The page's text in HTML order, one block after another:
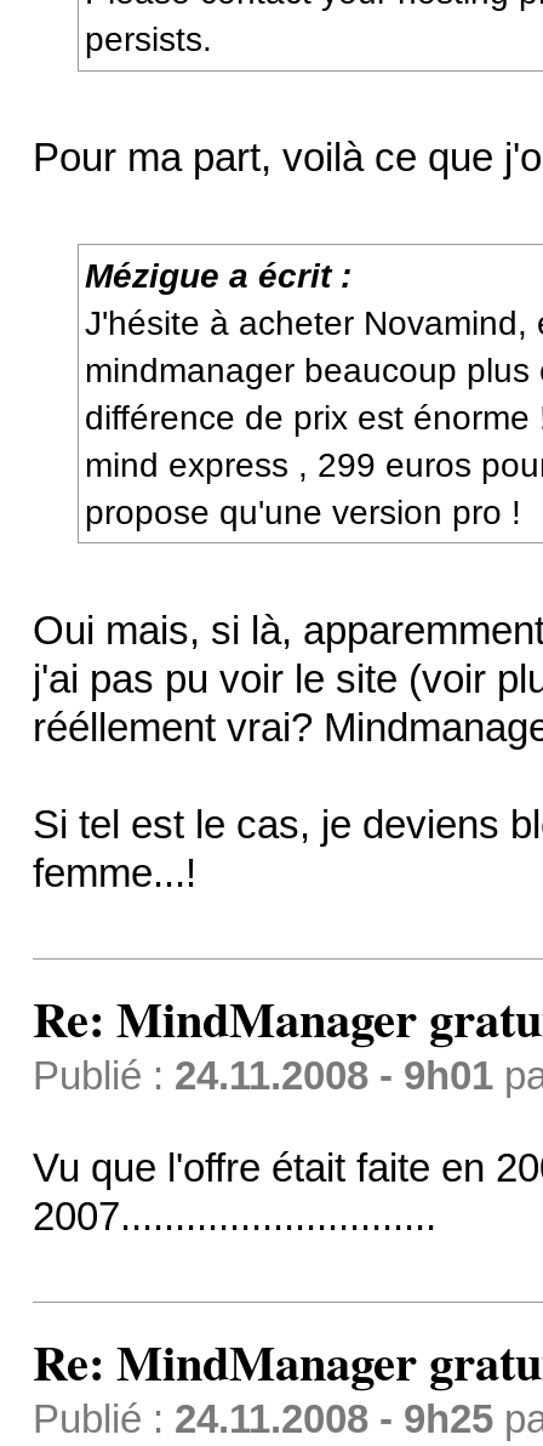
persists.
Pour ma part, voilà ce que
Mézigue a écrit :
J'hésite à acheter Novamind,
mindmanager beaucoup
différence de prix est
mind express , 299 euros
propose qu'une version pro !
Oui mais, si là,
j'ai pas pu voir le site (voir
rééllement vrai?
Si tel est le cas, je deviens
femme...!
Re: MindManager
Publié : 24.11.2008 - 9h01
Vu que l'offre était faite en
2007.............................
Re: MindManager
Publié : 24.11.2008 - 9h25